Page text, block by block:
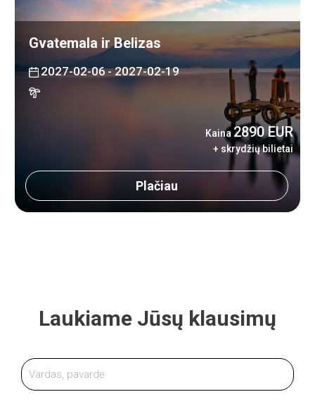
Gvatemala ir Belizas
2027-02-06- 2027-02-19
Kaina 2890 EUR
+ skrydžių bilietai
Plačiau
Laukiame Jūsų klausimų